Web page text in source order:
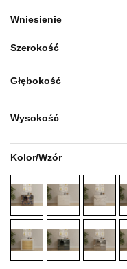
Wniesienie
Szerokość
Głębokość
Wysokość
Kolor/Wzór